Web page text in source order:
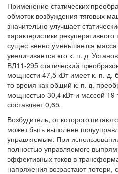
Применение статических
обмоток возбуждения тяговых
значительно улучшает
характеристики
существенно уменьшается
увеличивается его к. п. д.
ВЛ11-295 статический
мощности 47,5 кВт имеет к. п. д.
то время как общий к. п. д.
мощностью 30,4 кВт и массой
составляет 0,65.
Возбудитель, от которого
может быть выполнен
управляемым. При
полностью управляемого
эффективных токов в
напряжения возрастают потери,